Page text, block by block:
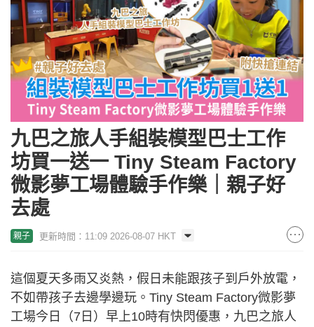
九巴之旅人手組裝模型巴士工作
坊買一送一 Tiny Steam Factory
微影夢工場體驗手作樂｜親子好
去處
親子 更新時間：11:09 2026-08-07 HKT
這個夏天多雨又炎熱，假日未能跟孩子到戶外放電，
不如帶孩子去邊學邊玩。Tiny Steam Factory微影夢
工場今日（7日）早上10時有快閃優惠，九巴之旅人